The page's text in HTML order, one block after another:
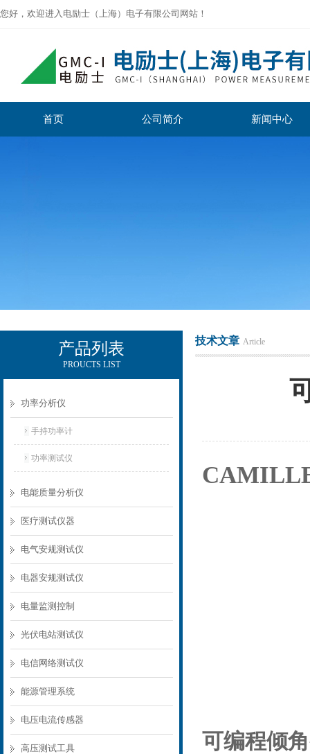
您好，欢迎进入电励士（上海）电子有限公司网站！
首页 公司简介 新闻中心
产品列表
PROUCTS LIST
功率分析仪
手持功率计
功率测试仪
电能质量分析仪
医疗测试仪器
电气安规测试仪
电器安规测试仪
电量监测控制
光伏电站测试仪
电信网络测试仪
能源管理系统
电压电流传感器
高压测试工具
技术文章 Article
可编程倾